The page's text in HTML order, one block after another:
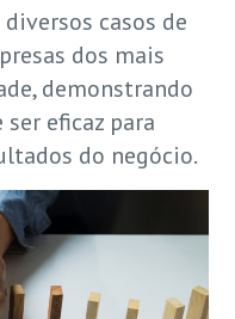
casos de
dos mais
demonstrando
eficaz para
do negócio.